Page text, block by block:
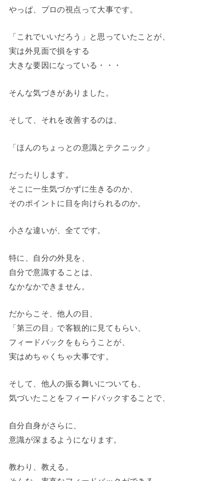
やっぱ、プロの視点って大事です。
「これでいいだろう」と思っていたことが、
実は外見面で損をする
大きな要因になっている・・・
そんな気づきがありました。
そして、それを改善するのは、
「ほんのちょっとの意識とテクニック」
だったりします。
そこに一生気づかずに生きるのか、
そのポイントに目を向けられるのか。
小さな違いが、全てです。
特に、自分の外見を、
自分で意識することは、
なかなかできません。
だからこそ、他人の目、
「第三の目」で客観的に見てもらい、
フィードバックをもらうことが、
実はめちゃくちゃ大事です。
そして、他人の振る舞いについても、
気づいたことをフィードバックすることで、
自分自身がさらに、
意識が深まるようになります。
教わり、教える。